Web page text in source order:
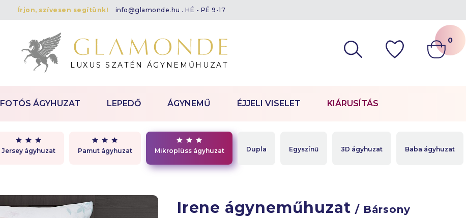
Írjon, szívesen segítünk! info@glamonde.hu . HÉ - PÉ 9-17
LUXUS SZATÉN ÁGYNEMŰHUZAT
0
Jersey ágyhuzat Pamut ágyhuzat Mikroplüss ágyhuzat Dupla Egyszínű 3D ágyhuzat Baba ágyhuzat
FOTÓS ÁGYHUZAT LEPEDŐ ÁGYNEMŰ ÉJJELI VISELET KIÁRUSÍTÁS
Irene ágyneműhuzat/ Bársony